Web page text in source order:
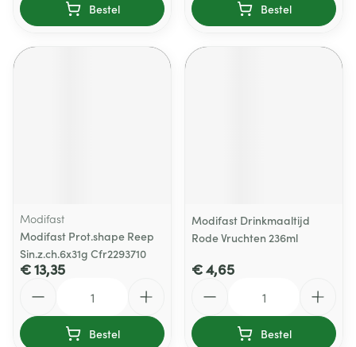
Bestel Bestel
Modifast
Modifast Prot.shape Reep
Sin.z.ch.6x31g Cfr2293710
€ 13,35
Bestel
Modifast Drinkmaaltijd
Rode Vruchten 236ml
€ 4,65
Bestel